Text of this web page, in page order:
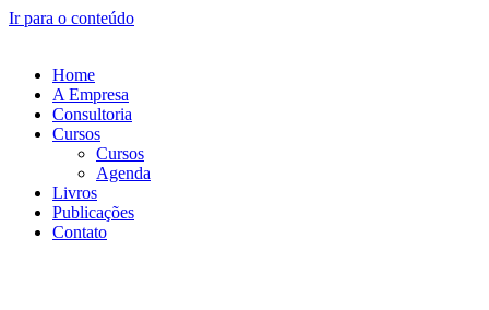
Ir para o conteúdo
Home
A Empresa
Consultoria
Cursos
Cursos
Agenda
Livros
Publicações
Contato